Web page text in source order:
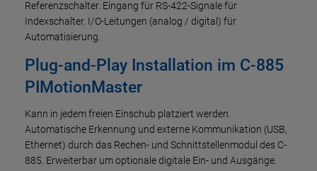
Referenzschalter. Eingang für RS-422-Signale für
Indexschalter. I/O-Leitungen (analog / digital) für
Automatisierung.
Plug-and-Play Installation im C-885
PIMotionMaster
Kann in jedem freien Einschub platziert werden.
Automatische Erkennung und externe Kommunikation (USB,
Ethernet) durch das Rechen- und Schnittstellenmodul des C-
885. Erweiterbar um optionale digitale Ein- und Ausgänge.